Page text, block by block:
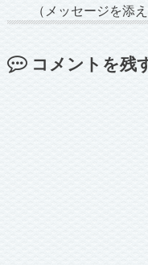
（メッセージを添
コメントを残